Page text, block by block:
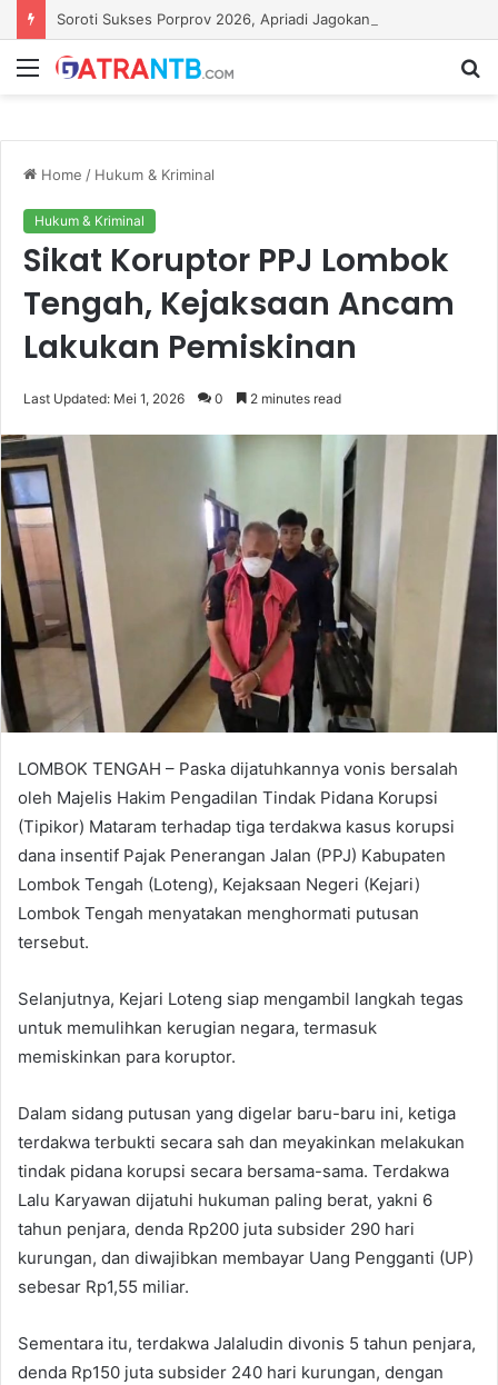
Menu
Home / Hukum & Kriminal
Hukum & Kriminal
Sikat Koruptor PPJ Lombok
Tengah, Kejaksaan Ancam
Lakukan Pemiskinan
Last Updated: Mei 1, 2026 0 2 minutes read
LOMBOK TENGAH – Paska dijatuhkannya vonis bersalah
oleh Majelis Hakim Pengadilan Tindak Pidana Korupsi
(Tipikor) Mataram terhadap tiga terdakwa kasus korupsi
dana insentif Pajak Penerangan Jalan (PPJ) Kabupaten
Lombok Tengah (Loteng), Kejaksaan Negeri (Kejari)
Lombok Tengah menyatakan menghormati putusan
tersebut.
Selanjutnya, Kejari Loteng siap mengambil langkah tegas
untuk memulihkan kerugian negara, termasuk
memiskinkan para koruptor.
Dalam sidang putusan yang digelar baru-baru ini, ketiga
terdakwa terbukti secara sah dan meyakinkan melakukan
tindak pidana korupsi secara bersama-sama. Terdakwa
Lalu Karyawan dijatuhi hukuman paling berat, yakni 6
tahun penjara, denda Rp200 juta subsider 290 hari
kurungan, dan diwajibkan membayar Uang Pengganti (UP)
sebesar Rp1,55 miliar.
Sementara itu, terdakwa Jalaludin divonis 5 tahun penjara,
denda Rp150 juta subsider 240 hari kurungan, dengan